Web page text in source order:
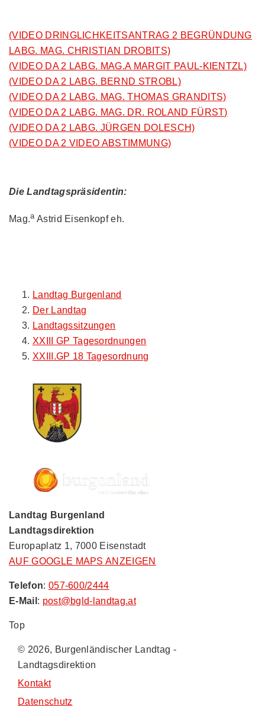
(VIDEO DRINGLICHKEITSANTRAG 2 BEGRÜNDUNG
LABG. MAG. CHRISTIAN DROBITS)
(VIDEO DA 2 LABG. MAG.A MARGIT PAUL-KIENTZL)
(VIDEO DA 2 LABG. BERND STROBL)
(VIDEO DA 2 LABG. MAG. THOMAS GRANDITS)
(VIDEO DA 2 LABG. MAG. DR. ROLAND FÜRST)
(VIDEO DA 2 LABG. JÜRGEN DOLESCH)
(VIDEO DA 2 VIDEO ABSTIMMUNG)
Die Landtagspräsidentin:
Mag.aAstrid Eisenkopf eh.
Landtag Burgenland
Der Landtag
Landtagssitzungen
XXIII GP Tagesordnungen
XXIII.GP 18 Tagesordnung
Landtag Burgenland
Landtagsdirektion
Europaplatz 1, 7000 Eisenstadt
AUF GOOGLE MAPS ANZEIGEN
Telefon: 057-600/2444
E-Mail : post@bgld-landtag.at
Top
© 2026, Burgenländischer Landtag -
Landtagsdirektion
Kontakt
Datenschutz